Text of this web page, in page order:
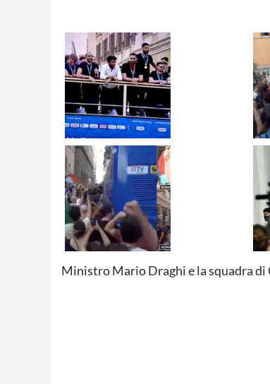
Ministro Mario Draghi e la squadra di